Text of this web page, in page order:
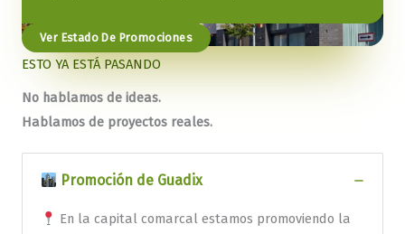
Ver Estado De Promociones
ESTO YA ESTÁ PASANDO
No hablamos de ideas.
Hablamos de proyectos reales.
Promoción de Guadix
En la capital comarcal estamos promoviendo la